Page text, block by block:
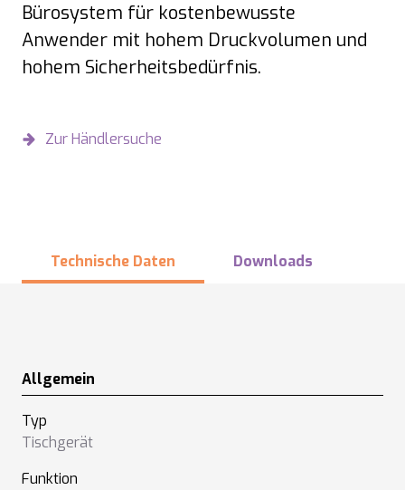
Bürosystem für kostenbewusste
Anwender mit hohem Druckvolumen und
hohem Sicherheitsbedürfnis.
Zur Händlersuche
Technische Daten Downloads
Allgemein
Typ
Tischgerät
Funktion